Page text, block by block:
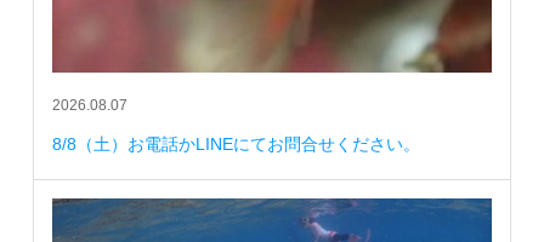
2026.08.07
8/8（土）お電話かLINEにてお問合せください。